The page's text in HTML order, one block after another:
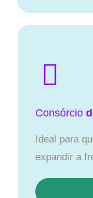
Consórcio
Ideal para
expandir a